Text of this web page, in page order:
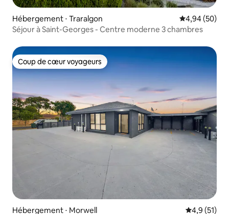
Hébergement ⋅ Traralgon Évaluation
4,94 (50)
Séjour à Saint-Georges - Centre moderne 3 chambres
Coup de cœur voyageurs
Coup de cœur voyageurs
Hébergement ⋅ Morwell Évaluation
4,9 (51)